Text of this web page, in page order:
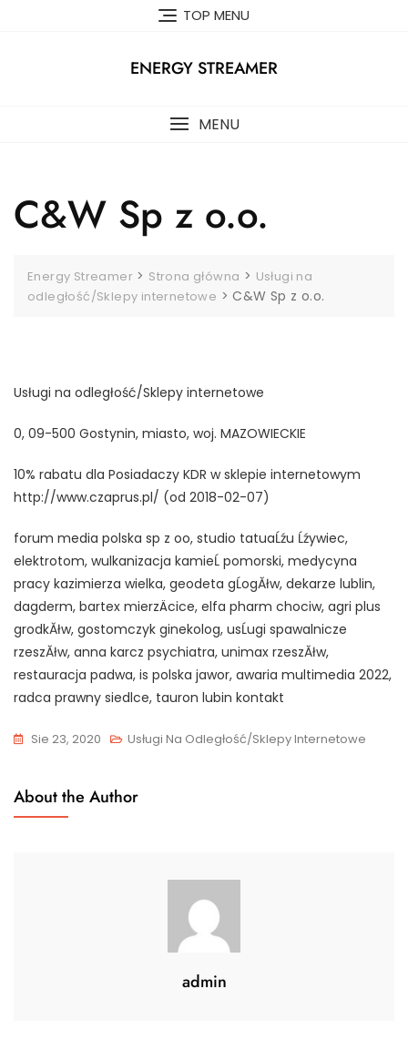
TOP MENU
ENERGY STREAMER
MENU
C&W Sp z o.o.
Energy Streamer > Strona główna > Usługi na
odległość/Sklepy internetowe >C&W Sp z o.o.
Usługi na odległość/Sklepy internetowe
0, 09-500 Gostynin, miasto, woj. MAZOWIECKIE
10% rabatu dla Posiadaczy KDR w sklepie internetowym
http://www.czaprus.pl/ (od 2018-02-07)
forum media polska sp z oo, studio tatuaĹźu Ĺźywiec,
elektrotom, wulkanizacja kamieĹ pomorski, medycyna
pracy kazimierza wielka, geodeta gĹogĂłw, dekarze lublin,
dagderm, bartex mierzÄcice, elfa pharm chociw, agri plus
grodkĂłw, gostomczyk ginekolog, usĹugi spawalnicze
rzeszĂłw, anna karcz psychiatra, unimax rzeszĂłw,
restauracja padwa, is polska jawor, awaria multimedia 2022,
radca prawny siedlce, tauron lubin kontakt
Sie 23, 2020 Usługi Na Odległość/Sklepy Internetowe
About the Author
admin